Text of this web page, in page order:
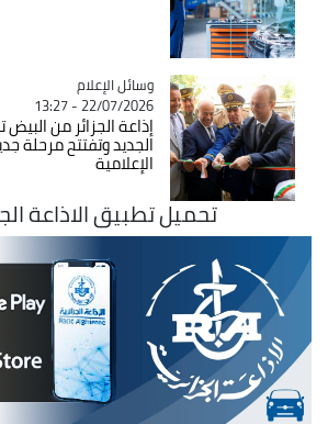
Catégorie
وسائل الإعلام
22/07/2026 - 13:27
إذاعة الجزائر من البيض
الجديد وتفتتح مرحلة
الإعلامية
تحميل تطبيق الاذاعة